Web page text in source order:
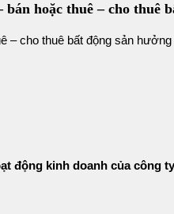
hoặc thuê – cho thuê
cho thuê bất động sản
động kinh doanh của công